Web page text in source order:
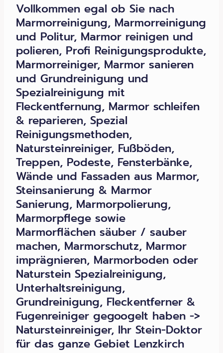
Vollkommen egal ob Sie nach
Marmorreinigung, Marmorreinigung
und Politur, Marmor reinigen und
polieren, Profi Reinigungsprodukte,
Marmorreiniger, Marmor sanieren
und Grundreinigung und
Spezialreinigung mit
Fleckentfernung, Marmor schleifen
& reparieren, Spezial
Reinigungsmethoden,
Natursteinreiniger, Fußböden,
Treppen, Podeste, Fensterbänke,
Wände und Fassaden aus Marmor,
Steinsanierung & Marmor
Sanierung, Marmorpolierung,
Marmorpflege sowie
Marmorflächen säuber / sauber
machen, Marmorschutz, Marmor
imprägnieren, Marmorboden oder
Naturstein Spezialreinigung,
Unterhaltsreinigung,
Grundreinigung, Fleckentferner &
Fugenreiniger gegoogelt haben ->
Natursteinreiniger, Ihr Stein-Doktor
für das ganze Gebiet Lenzkirch